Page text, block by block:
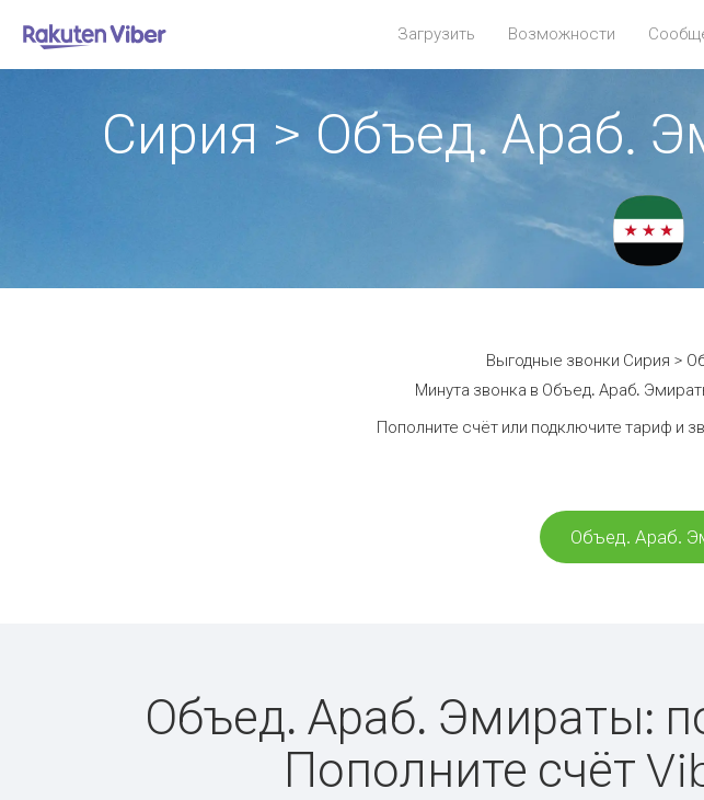
Загрузить Возможности
Сирия > Объед. Араб.
Выгодные звонки Сирия >
Минута звонка в Объед. Араб.
Пополните счёт или подключите тариф и
Объед. Араб.
Объед. Араб. Эмираты:
Пополните счёт